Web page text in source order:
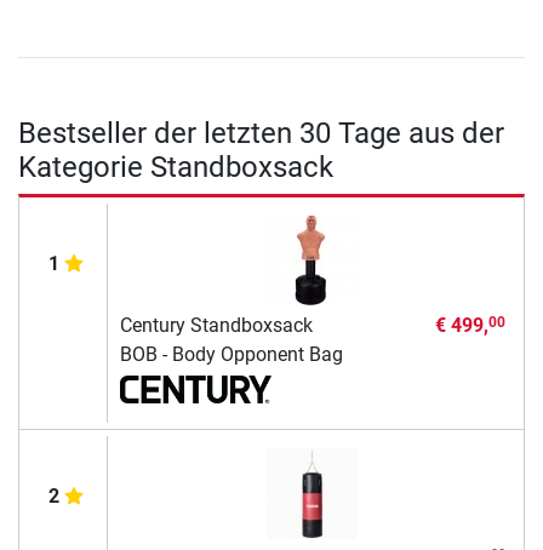
Bestseller der letzten 30 Tage aus der
Kategorie Standboxsack
1
Century Standboxsack
BOB - Body Opponent Bag
€ 499,00
2